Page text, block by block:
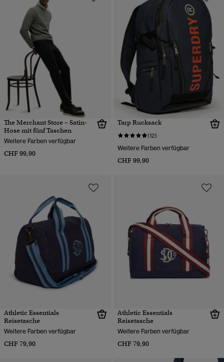
The Merchant Store – Satin-
Hose mit fünf Taschen
Weitere Farben verfügbar
CHF 99,90
Tarp Rucksack
(12)
Weitere Farben verfügbar
CHF 99,90
Athletic Essentials
Reisetasche
Weitere Farben verfügbar
CHF 79,90
Athletic Essentials
Reisetasche
Weitere Farben verfügbar
CHF 79,90